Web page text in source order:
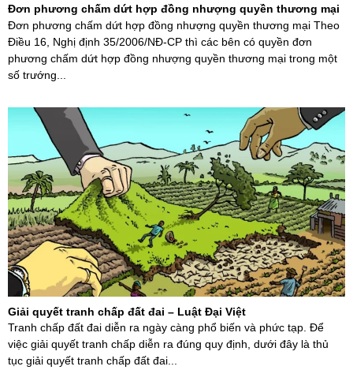
Đơn phương chấm dứt hợp đồng nhượng quyền thương mại
Đơn phương chấm dứt hợp đồng nhượng quyền thương mại Theo
Điều 16, Nghị định 35/2006/NĐ-CP thì các bên có quyền đơn
phương chấm dứt hợp đồng nhượng quyền thương mại trong một
số trướng...
Giải quyết tranh chấp đất đai – Luật Đại Việt
Tranh chấp đất đai diễn ra ngày càng phổ biến và phức tạp. Để
việc giải quyết tranh chấp diễn ra đúng quy định, dưới đây là thủ
tục giải quyết tranh chấp đất đai...